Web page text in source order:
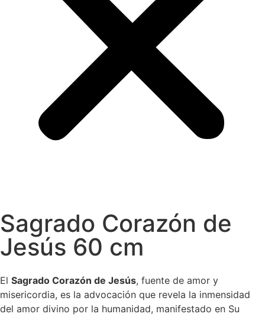
Sagrado Corazón de
Jesús 60 cm
El Sagrado Corazón de Jesús, fuente de amor y
misericordia, es la advocación que revela la inmensidad
del amor divino por la humanidad, manifestado en Su